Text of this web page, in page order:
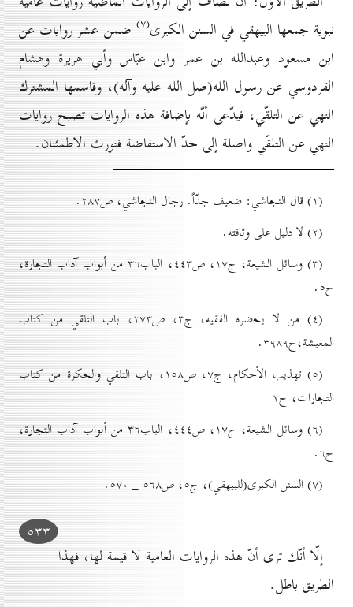
نبوية جمعها البيهقي في السنن الكبرى(۷)
ضمن عشر روايات عن
ابن مسعود وعبدالله بن عمر وابن عبّاس وأبي هريرة وهشام
القردوسي عن رسول الله(صل الله عليه وآله)، وقاسمها المشترك
النهي عن التلقّي، فيدّعی أنّه بإضافة هذه الروايات تصبح روايات
النهي عن التلقّي واصلة إلى حدّ الاستفاضة فتورث الاطمئنان.
(۱) قال النجاشي: ضعيف جدّاً. رجال النجاشي، ص۲۸۷.
(۲) لا دليل على وثاقته.
(۳) وسائل الشيعة، ج۱۷، ص٤٤۳، الباب۳٦ من أبواب آداب التجارة،
ح٥.
(٤) من لا يحضره الفقيه، ج۳، ص۲۷۳، باب التلقي من کتاب
المعيشة،‌ح۳۹۸۹.
(٥) تهذيب الأحکام، ج۷، ص۱٥۸، باب التلقي والحکرة من کتاب
التجارات، ح۲
(٦) وسائل الشيعة، ج۱۷، ص٤٤٤، الباب۳٦ من أبواب آداب التجارة،
ح٦.
(۷) السنن الکبری(للبيهقي)، ج٥، ص٥٦۸ _ ٥۷٠.
٥۳۳
إلّا أنّك ترى أنّ هذه الروايات العامية لا قيمة لها، فهذا
الطريق باطل.